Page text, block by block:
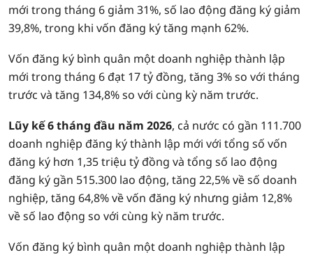
mới trong tháng 6 giảm 31%, số lao động đăng ký giảm
39,8%, trong khi vốn đăng ký tăng mạnh 62%.
Vốn đăng ký bình quân một doanh nghiệp thành lập
mới trong tháng 6 đạt 17 tỷ đồng, tăng 3% so với tháng
trước và tăng 134,8% so với cùng kỳ năm trước.
Lũy kế 6 tháng đầu năm 2026, cả nước có gần 111.700
doanh nghiệp đăng ký thành lập mới với tổng số vốn
đăng ký hơn 1,35 triệu tỷ đồng và tổng số lao động
đăng ký gần 515.300 lao động, tăng 22,5% về số doanh
nghiệp, tăng 64,8% về vốn đăng ký nhưng giảm 12,8%
về số lao động so với cùng kỳ năm trước.
Vốn đăng ký bình quân một doanh nghiệp thành lập